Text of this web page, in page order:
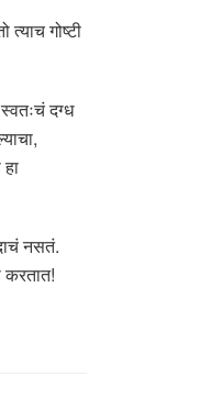
गोष्टी
दग्ध
नसतं.
करतात!